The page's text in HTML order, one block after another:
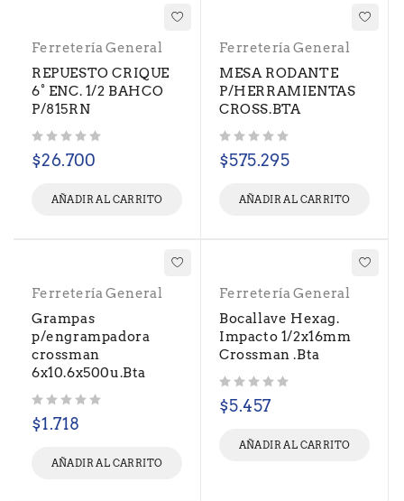
Ferretería General
REPUESTO CRIQUE
6° ENC. 1/2 BAHCO
P/815RN
$26.700
AÑADIR AL CARRITO
Ferretería General
MESA RODANTE
P/HERRAMIENTAS
CROSS.BTA
$575.295
AÑADIR AL CARRITO
Ferretería General
Grampas
p/engrampadora
crossman
6x10.6x500u.Bta
$1.718
AÑADIR AL CARRITO
Ferretería General
Bocallave Hexag.
Impacto 1/2x16mm
Crossman .Bta
$5.457
AÑADIR AL CARRITO